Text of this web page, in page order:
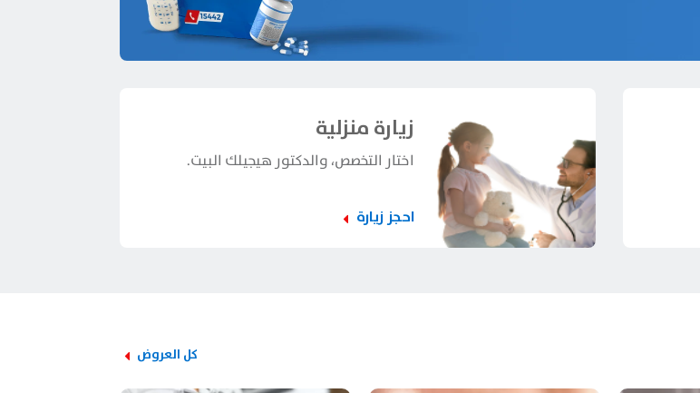
زيارة منزلية
اختار التخصص، والدكتور هيجيلك البيت.
احجز زيارة
كل العروض